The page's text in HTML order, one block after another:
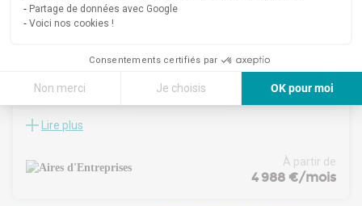
Partage de données avec Google
Voici nos cookies !
Consentements certifiés par
Non merci Je choisis
OK pour moi
Location Local d'activités 665 m² à 3 974 m²
59910 Bondues
Aires d'Entreprises vous propose, à la location ou à
m² divisible et idéalement situées sur la commune de
Bondues.
Lire plus
À partir de
4 988 €/mois